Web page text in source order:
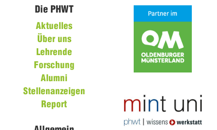
Die PHWT
Aktuelles
Über uns
Lehrende
Forschung
Alumni
Stellenanzeigen
Report